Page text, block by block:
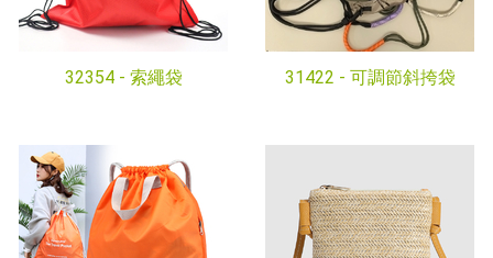
32354 - 索繩袋 31422 - 可調節斜挎袋